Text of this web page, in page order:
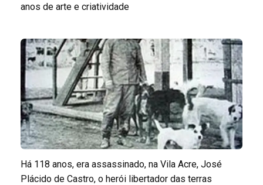
anos de arte e criatividade
Há 118 anos, era assassinado, na Vila Acre, José
Plácido de Castro, o herói libertador das terras